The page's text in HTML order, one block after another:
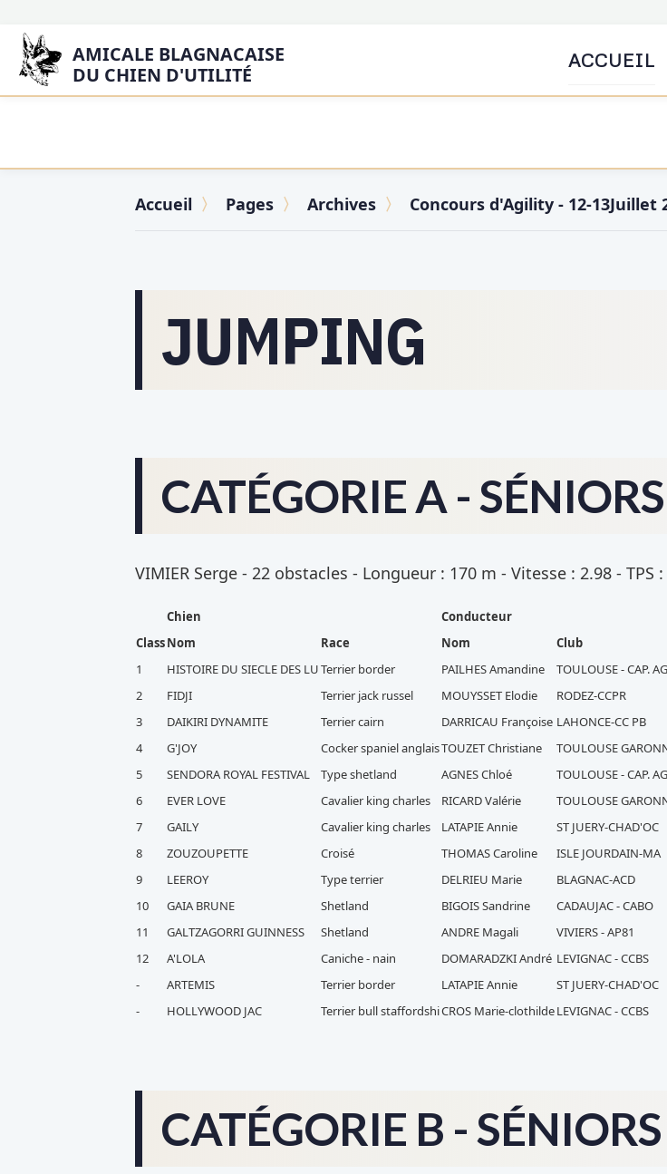
AMICALE BLAGNACAISE
DU CHIEN D'UTILITÉ
ACCUEIL
Accueil Pages Archives Concours d'Agility - 12-13Juillet
JUMPING
CATÉGORIE A - SÉNIORS
VIMIER Serge - 22 obstacles - Longueur : 170 m - Vitesse : 2.98 - TPS
Chien Conducteur
ClassNom Race Nom Club
1
HISTOIRE DU SIECLE DES LUTerrier border PAILHES Amandine TOULOUSE - CAP.
2
FIDJI Terrier jack russel MOUYSSET Elodie RODEZ-CCPR
3
DAIKIRI DYNAMITE Terrier cairn DARRICAU Françoise LAHONCE-CC PB
4
G'JOY Cocker spaniel anglaisTOUZET Christiane TOULOUSE
5
SENDORA ROYAL FESTIVAL Type shetland AGNES Chloé TOULOUSE - CAP.
6
EVER LOVE Cavalier king charles RICARD Valérie TOULOUSE
7
GAILY Cavalier king charles LATAPIE Annie ST JUERY-CHAD'OC
8
ZOUZOUPETTE Croisé THOMAS Caroline ISLE JOURDAIN-MA
9
LEEROY Type terrier DELRIEU Marie BLAGNAC-ACD
10
GAIA BRUNE Shetland BIGOIS Sandrine CADAUJAC - CABO
11
GALTZAGORRI GUINNESS Shetland ANDRE Magali VIVIERS - AP81
12
A'LOLA Caniche - nain DOMARADZKI André LEVIGNAC - CCBS
-
ARTEMIS Terrier border LATAPIE Annie ST JUERY-CHAD'OC
-
HOLLYWOOD JAC Terrier bull staffordshiCROS Marie-clothildeLEVIGNAC - CCBS
CATÉGORIE B - SÉNIORS